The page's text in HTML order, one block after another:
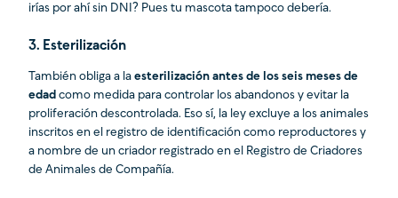
irías por ahí sin DNI? Pues tu mascota tampoco debería.
3. Esterilización
También obliga a la esterilización antes de los seis meses de
edad como medida para controlar los abandonos y evitar la
proliferación descontrolada. Eso sí, la ley excluye a los animales
inscritos en el registro de identificación como reproductores y
a nombre de un criador registrado en el Registro de Criadores
de Animales de Compañía.